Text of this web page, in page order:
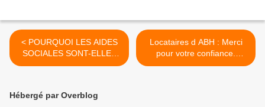
< POURQUOI LES AIDES
SOCIALES SONT-ELLES
DES DROITS ACQUIS
Locataires d ABH : Merci
pour votre confiance.
Indecosa CGT mesure le
Hébergé par Overblog